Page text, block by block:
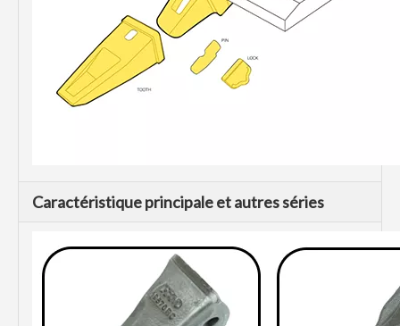
Caractéristique principale et autres séries